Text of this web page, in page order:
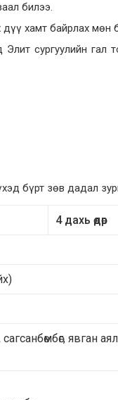
билээ.
хамт байрлах мөн
сургуулийн гал
бүрт зөв дадал
4 дахь өдөр
явган